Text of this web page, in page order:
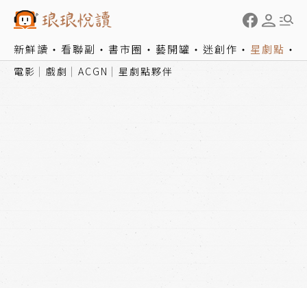
新鮮讀 看聯副 書市圈 藝開罐 迷創作 星劇點
電影 戲劇 ACGN 星劇點夥伴